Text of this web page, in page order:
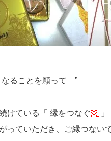
なることを願って ”
けている「 縁をつなぐ
っていただき、ご縁つな